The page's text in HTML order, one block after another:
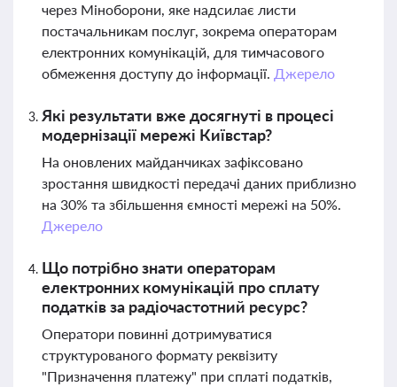
через Міноборони, яке надсилає листи
постачальникам послуг, зокрема операторам
електронних комунікацій, для тимчасового
обмеження доступу до інформації. Джерело
Які результати вже досягнуті в процесі
модернізації мережі Київстар?
На оновлених майданчиках зафіксовано
зростання швидкості передачі даних приблизно
на 30% та збільшення ємності мережі на 50%.
Джерело
Що потрібно знати операторам
електронних комунікацій про сплату
податків за радіочастотний ресурс?
Оператори повинні дотримуватися
структурованого формату реквізиту
"Призначення платежу" при сплаті податків,